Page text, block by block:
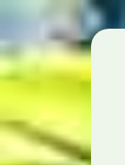
Hauptnavigation
springen
Inhalt
springen
Seitenspalte
springen